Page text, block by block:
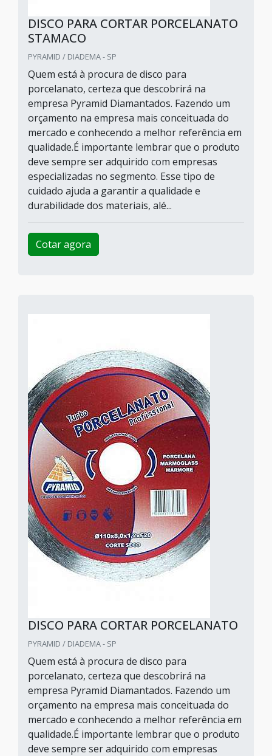
DISCO PARA CORTAR PORCELANATO
STAMACO
PYRAMID / DIADEMA - SP
Quem está à procura de disco para
porcelanato, certeza que descobrirá na
empresa Pyramid Diamantados. Fazendo um
orçamento na empresa mais conceituada do
mercado e conhecendo a melhor referência em
qualidade.É importante lembrar que o produto
deve sempre ser adquirido com empresas
especializadas no segmento. Esse tipo de
cuidado ajuda a garantir a qualidade e
durabilidade dos materiais, alé...
Cotar agora
DISCO PARA CORTAR PORCELANATO
PYRAMID / DIADEMA - SP
Quem está à procura de disco para
porcelanato, certeza que descobrirá na
empresa Pyramid Diamantados. Fazendo um
orçamento na empresa mais conceituada do
mercado e conhecendo a melhor referência em
qualidade.É importante lembrar que o produto
deve sempre ser adquirido com empresas